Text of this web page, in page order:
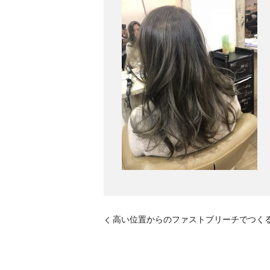
高い位置からのファストブリーチでつく